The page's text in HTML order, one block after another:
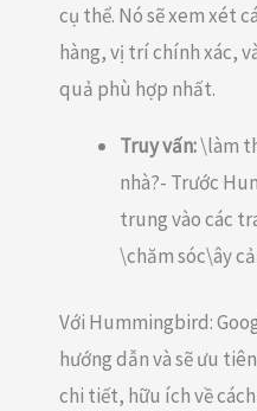
cụ thể. Nó sẽ xem xét
hàng, vị trí chính xác,
quả phù hợp nhất.
Truy vấn:\làm
nhà?- Trước
trung vào các
\chăm sóc\ây
Với Hummingbird:
hướng dẫn và sẽ ưu
chi tiết, hữu ích về